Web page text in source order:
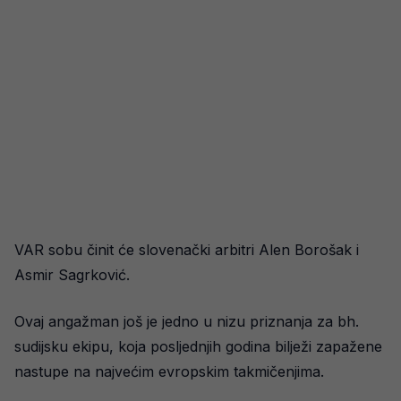
VAR sobu činit će slovenački arbitri Alen Borošak i
Asmir Sagrković.
Ovaj angažman još je jedno u nizu priznanja za bh.
sudijsku ekipu, koja posljednjih godina bilježi zapažene
nastupe na najvećim evropskim takmičenjima.